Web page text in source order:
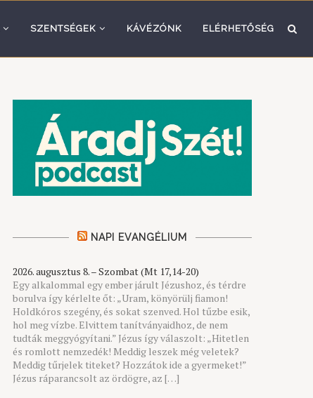
SZENTSÉGEK KÁVÉZÓNK ELÉRHETŐSÉG
NAPI EVANGÉLIUM
2026. augusztus 8. – Szombat (Mt 17,14-20)
Egy alkalommal egy ember járult Jézushoz, és térdre
borulva így kérlelte őt: „Uram, könyörülj fiamon!
Holdkóros szegény, és sokat szenved. Hol tűzbe esik,
hol meg vízbe. Elvittem tanítványaidhoz, de nem
tudták meggyógyítani.” Jézus így válaszolt: „Hitetlen
és romlott nemzedék! Meddig leszek még veletek?
Meddig tűrjelek titeket? Hozzátok ide a gyermeket!”
Jézus ráparancsolt az ördögre, az […]